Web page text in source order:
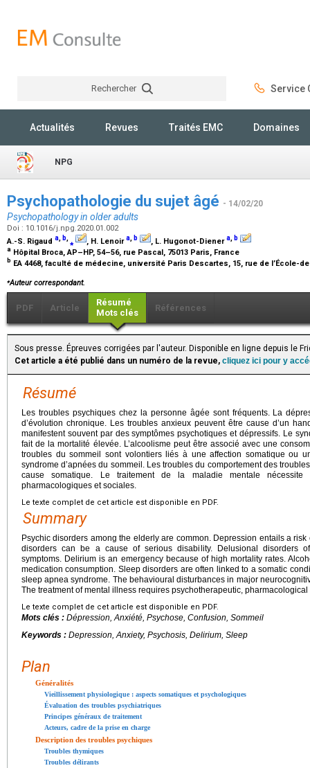
Rechercher Service
Actualités Revues Traités EMC Domaines
NPG
Psychopathologie du sujet âgé - 14/02/20
Psychopathology in older adults
Doi : 10.1016/j.npg.2020.01.002
A.-S. Rigaud a, b,⁎ , H. Lenoira, b , L. Hugonot-Dienera, b
a Hôpital Broca, AP–HP, 54–56, rue Pascal, 75013 Paris, France
b EA 4468, faculté de médecine, université Paris Descartes, 15, rue de l’École-
⁎Auteur correspondant.
PDF Article
Résumé
Mots clés
Références
Sous presse. Épreuves corrigées par l'auteur. Disponible en ligne depuis le
Cet article a été publié dans un numéro de la revue, cliquez ici pour y
Résumé
Les troubles psychiques chez la personne âgée sont fréquents. La
d’évolution chronique. Les troubles anxieux peuvent être cause d’un
manifestent souvent par des symptômes psychotiques et dépressifs. Le
fait de la mortalité élevée. L’alcoolisme peut être associé avec une
troubles du sommeil sont volontiers liés à une affection somatique ou
syndrome d’apnées du sommeil. Les troubles du comportement des
cause somatique. Le traitement de la maladie mentale nécessite
pharmacologiques et sociales.
Le texte complet de cet article est disponible en PDF.
Summary
Psychic disorders among the elderly are common. Depression entails a
disorders can be a cause of serious disability. Delusional disorders
symptoms. Delirium is an emergency because of high mortality rates.
medication consumption. Sleep disorders are often linked to a somatic
sleep apnea syndrome. The behavioural disturbances in major
The treatment of mental illness requires psychotherapeutic,
Le texte complet de cet article est disponible en PDF.
Mots clés : Dépression, Anxiété, Psychose, Confusion, Sommeil
Keywords : Depression, Anxiety, Psychosis, Delirium, Sleep
Plan
Généralités
Vieillissement physiologique : aspects somatiques et psychologiques
Évaluation des troubles psychiatriques
Principes généraux de traitement
Acteurs, cadre de la prise en charge
Description des troubles psychiques
Troubles thymiques
Troubles délirants